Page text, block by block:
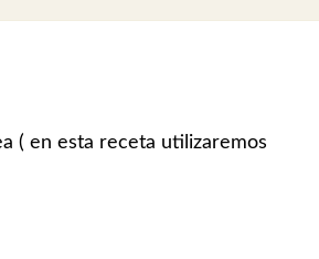
( en esta receta utilizaremos